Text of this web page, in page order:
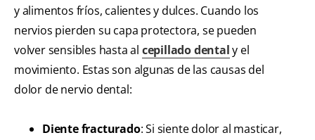
y alimentos fríos, calientes y dulces. Cuando los
nervios pierden su capa protectora, se pueden
volver sensibles hasta al cepillado dentaly el
movimiento. Estas son algunas de las causas del
dolor de nervio dental:
Diente fracturado: Si siente dolor al masticar,